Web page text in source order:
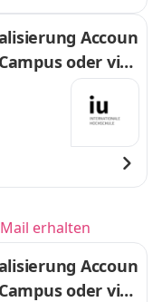
Accoun
oder virt
erhalten
Accoun
oder virt